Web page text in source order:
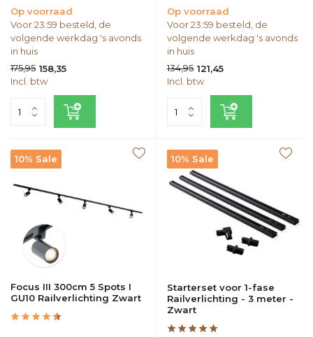
Op voorraad
Voor 23:59 besteld, de
volgende werkdag 's avonds
in huis
175,95 158,35
Incl. btw
Op voorraad
Voor 23:59 besteld, de
volgende werkdag 's avonds
in huis
134,95 121,45
Incl. btw
10% Sale
Focus III 300cm 5 Spots I
GU10 Railverlichting Zwart
10% Sale
Starterset voor 1-fase
Railverlichting - 3 meter -
Zwart